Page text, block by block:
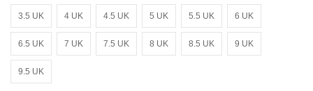
3.5 UK 4 UK 4.5 UK 5 UK 5.5 UK 6 UK
6.5 UK 7 UK 7.5 UK 8 UK 8.5 UK 9 UK
9.5 UK